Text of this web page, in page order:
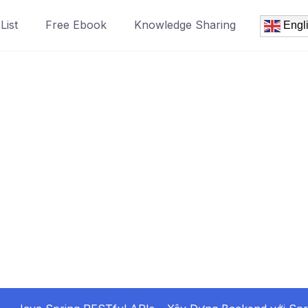
Free Ebook Knowledge Sharing